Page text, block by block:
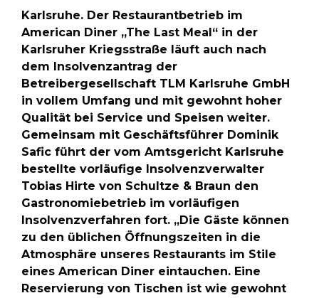
Karlsruhe. Der Restaurantbetrieb im
American Diner „The Last Meal“ in der
Karlsruher Kriegsstraße läuft auch nach
dem Insolvenzantrag der
Betreibergesellschaft TLM Karlsruhe GmbH
in vollem Umfang und mit gewohnt hoher
Qualität bei Service und Speisen weiter.
Gemeinsam mit Geschäftsführer Dominik
Safic führt der vom Amtsgericht Karlsruhe
bestellte vorläufige Insolvenzverwalter
Tobias Hirte von Schultze & Braun den
Gastronomiebetrieb im vorläufigen
Insolvenzverfahren fort. „Die Gäste können
zu den üblichen Öffnungszeiten in die
Atmosphäre unseres Restaurants im Stile
eines American Diner eintauchen. Eine
Reservierung von Tischen ist wie gewohnt